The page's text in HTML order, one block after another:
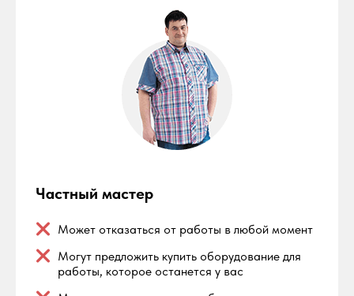
Частный мастер
Может отказаться от работы в любой момент
Могут предложить купить оборудование для
работы, которое останется у вас